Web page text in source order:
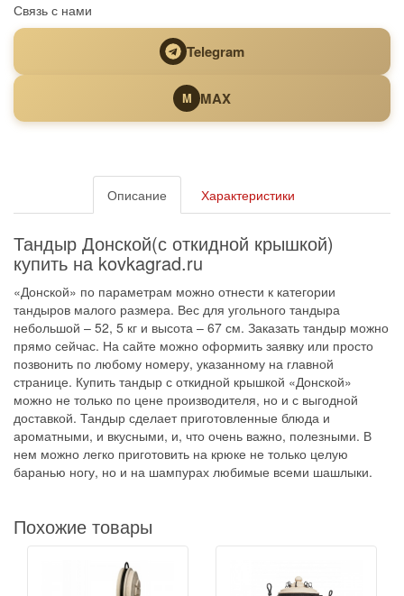
Связь с нами
Telegram
M MAX
Описание Характеристики
Тандыр Донской(с откидной крышкой)
купить на kovkagrad.ru
«Донской» по параметрам можно отнести к категории
тандыров малого размера. Вес для угольного тандыра
небольшой – 52, 5 кг и высота – 67 см. Заказать тандыр можно
прямо сейчас. На сайте можно оформить заявку или просто
позвонить по любому номеру, указанному на главной
странице. Купить тандыр с откидной крышкой «Донской»
можно не только по цене производителя, но и с выгодной
доставкой. Тандыр сделает приготовленные блюда и
ароматными, и вкусными, и, что очень важно, полезными. В
нем можно легко приготовить на крюке не только целую
баранью ногу, но и на шампурах любимые всеми шашлыки.
Похожие товары